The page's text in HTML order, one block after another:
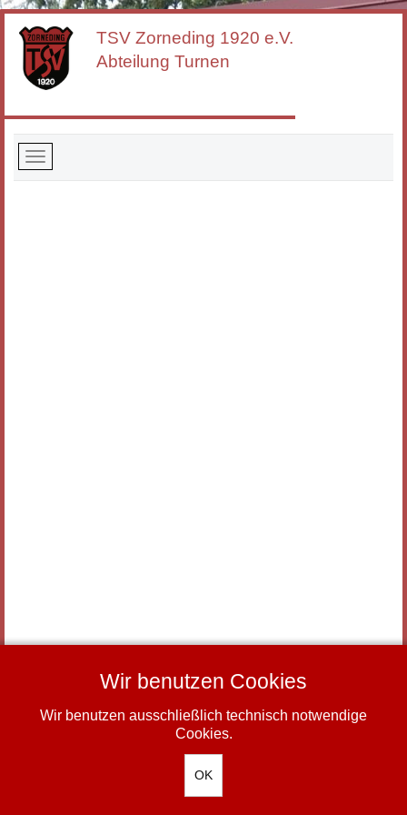
TSV Zorneding 1920 e.V.
Abteilung Turnen
Impressum-Datenschutz
© TSV Zorneding 1920 e.V.
Wir benutzen Cookies
Wir benutzen ausschließlich technisch notwendige
Cookies.
OK